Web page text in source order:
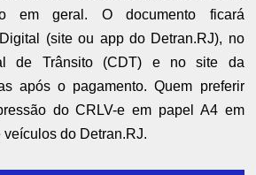
em geral. O documento ficará
(site ou app do Detran.RJ), no
de Trânsito (CDT) e no site da
após o pagamento. Quem preferir
do CRLV-e em papel A4 em
do Detran.RJ.